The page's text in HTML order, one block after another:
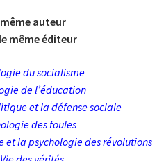
auteur
même éditeur
du socialisme
de l’éducation
et la défense sociale
des foules
et la psychologie des révolutions